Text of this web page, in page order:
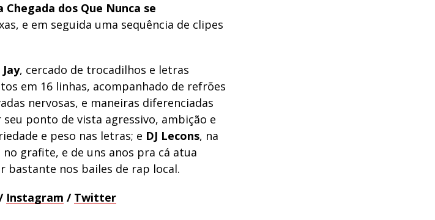
Chegada dos Que Nunca se
e em seguida uma sequência de clipes
, cercado de trocadilhos e letras
em 16 linhas, acompanhado de refrões
nervosas, e maneiras diferenciadas
ponto de vista agressivo, ambição e
e peso nas letras; e DJ Lecons, na
grafite, e de uns anos pra cá atua
bastante nos bailes de rap local.
Instagram / Twitter